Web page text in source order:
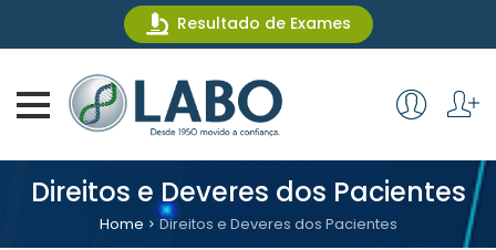
Resultado de Exames
Direitos e Deveres dos Pacientes
Home Direitos e Deveres dos Pacientes